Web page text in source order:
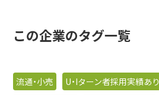
この企業のタグ一覧
流通・小売 U・Iターン者採用実績あり